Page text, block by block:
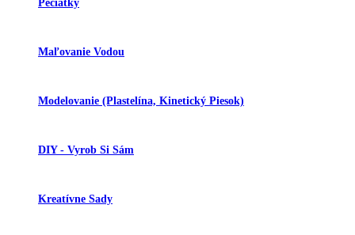
Pečiatky
Maľovanie Vodou
Modelovanie (plastelína, Kinetický Piesok)
DIY - Vyrob Si Sám
Kreatívne Sady